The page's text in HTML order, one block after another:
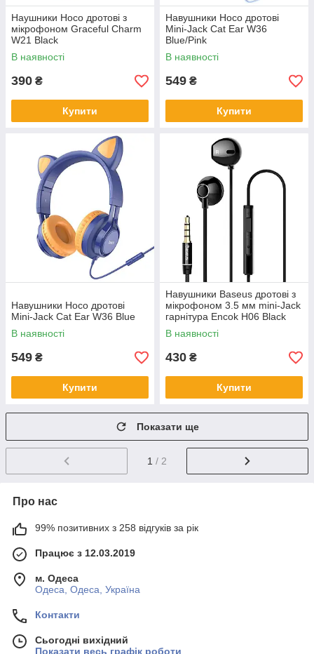
Наушники Hoco дротові з
мікрофоном Graceful Charm
W21 Black
В наявності
390 ₴
Купити
Навушники Hoco дротові
Mini-Jack Cat Ear W36
Blue/Pink
В наявності
549 ₴
Купити
Навушники Hoco дротові
Mini-Jack Cat Ear W36 Blue
В наявності
549 ₴
Купити
Навушники Baseus дротові з
мікрофоном 3.5 мм mini-Jack
гарнітура Encok H06 Black
В наявності
430 ₴
Купити
Показати ще
1 / 2
Про нас
99% позитивних з 258 відгуків за рік
Працює з 12.03.2019
м. Одеса
Одеса, Одеса, Україна
Контакти
Сьогодні вихідний
Показати весь графік роботи